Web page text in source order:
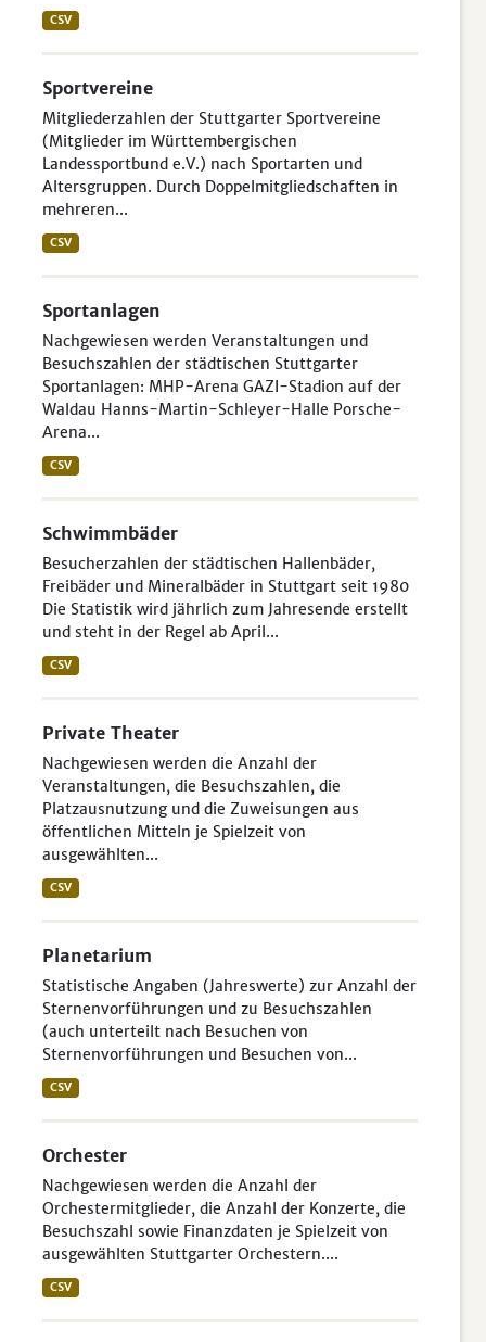
CSV
Sportvereine
Mitgliederzahlen der Stuttgarter Sportvereine
(Mitglieder im Württembergischen
Landessportbund e.V.) nach Sportarten und
Altersgruppen. Durch Doppelmitgliedschaften in
mehreren...
CSV
Sportanlagen
Nachgewiesen werden Veranstaltungen und
Besuchszahlen der städtischen Stuttgarter
Sportanlagen: MHP-Arena GAZI-Stadion auf der
Waldau Hanns-Martin-Schleyer-Halle Porsche-
Arena...
CSV
Schwimmbäder
Besucherzahlen der städtischen Hallenbäder,
Freibäder und Mineralbäder in Stuttgart seit 1980
Die Statistik wird jährlich zum Jahresende erstellt
und steht in der Regel ab April...
CSV
Private Theater
Nachgewiesen werden die Anzahl der
Veranstaltungen, die Besuchszahlen, die
Platzausnutzung und die Zuweisungen aus
öffentlichen Mitteln je Spielzeit von
ausgewählten...
CSV
Planetarium
Statistische Angaben (Jahreswerte) zur Anzahl der
Sternenvorführungen und zu Besuchszahlen
(auch unterteilt nach Besuchen von
Sternenvorführungen und Besuchen von...
CSV
Orchester
Nachgewiesen werden die Anzahl der
Orchestermitglieder, die Anzahl der Konzerte, die
Besuchszahl sowie Finanzdaten je Spielzeit von
ausgewählten Stuttgarter Orchestern....
CSV